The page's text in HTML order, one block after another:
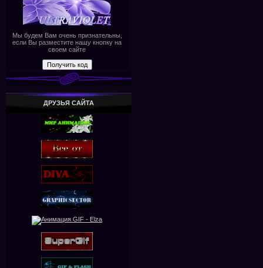
Мы будем Вам очень признательны,
если Вы разместите нашу кнопку на
своем сайте
ДРУЗЬЯ САЙТА